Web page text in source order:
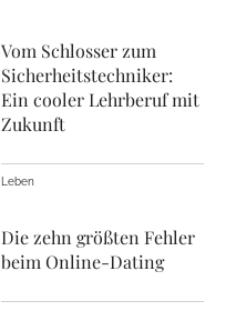
Vom Schlosser zum
Sicherheitstechniker:
Ein cooler Lehrberuf mit
Zukunft
Leben
Die zehn größten Fehler
beim Online-Dating